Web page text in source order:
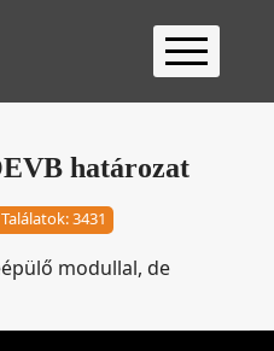
Kezdőlap
2026
határozat
Találatok: 3431
modullal, de